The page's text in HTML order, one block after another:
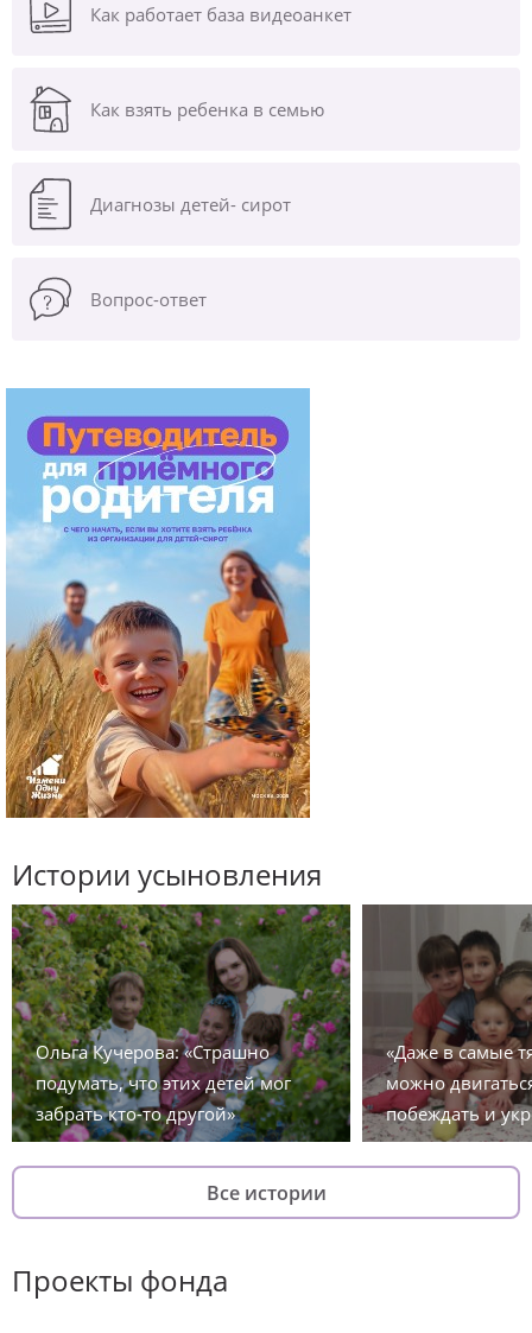
Как работает база видеоанкет
Как взять ребенка в семью
Диагнозы детей- сирот
Вопрос-ответ
Истории усыновления
Ольга Кучерова: «Страшно
подумать, что этих детей мог
забрать кто-то другой»
«Даже в самые
можно
побеждать и
Все истории
Проекты фонда